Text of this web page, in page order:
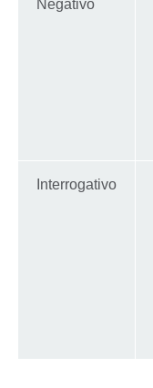
Negativo
Interrogativo